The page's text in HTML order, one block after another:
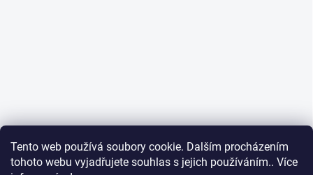
Tento web používá soubory cookie. Dalším procházením
tohoto webu vyjadřujete souhlas s jejich používáním.. Více